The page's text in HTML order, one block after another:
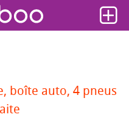
boîte auto, 4 pneus